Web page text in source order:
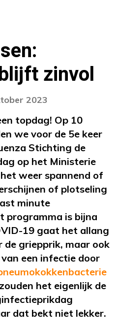
zinvol
2023
topdag! Op 10
we voor de 5e keer
Stichting de
op het Ministerie
weer spannend of
of plotseling
minute
programma is bijna
19 gaat het allang
de griepprik, maar ook
een infectie door
het eigenlijk de
dat bekt niet lekker.